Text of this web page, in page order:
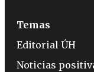
Temas
Editorial ÚH
Noticias